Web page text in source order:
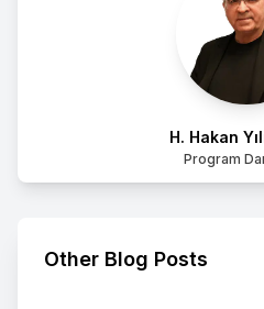
H. Hakan
Program
Other Blog Posts